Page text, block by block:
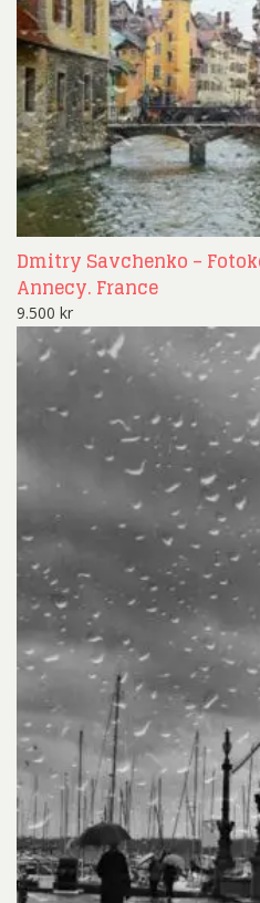
Dmitry Savchenko –
Annecy. France
9.500 kr